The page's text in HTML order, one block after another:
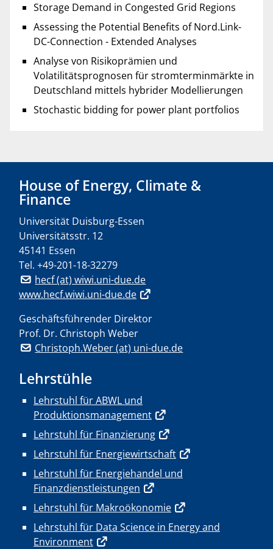
Storage Demand in Congested Grid Regions
Assessing the Potential Benefits of Nord.Link-
DC-Connection - Extended Analyses
Analyse von Risikoprämien und
Volatilitätsprognosen für stromterminmärkte in
Deutschland mittels hybrider Modellierungen
Stochastic bidding for power plant portfolios
House of Energy, Climate &
Finance
Universität Duisburg-Essen
Universitätsstr. 12
45141 Essen
Tel. +49-201-18-32279
hecf (at) wiwi.uni-due.de
www.hecf.wiwi.uni-due.de
Geschäftsführender Direktor
Prof. Dr. Christoph Weber
Christoph.Weber (at) uni-due.de
Lehrstühle
Lehrstuhl für ABWL und
Produktionsmanagement
Lehrstuhl für Finanzierung
Lehrstuhl für Energiewirtschaft
Lehrstuhl für Energiehandel und
Finanzdienstleistungen
Lehrstuhl für Makroökonomie
Lehrstuhl für Data Science in Energy and
Environment